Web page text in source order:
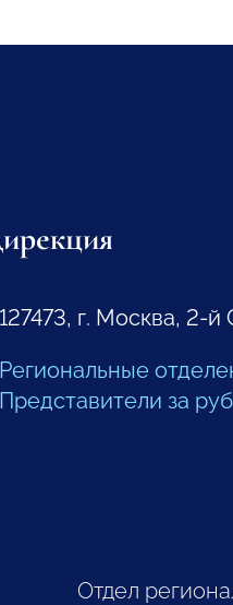
127473, г. Москва, 2-
Региональные
Представители за
Отдел